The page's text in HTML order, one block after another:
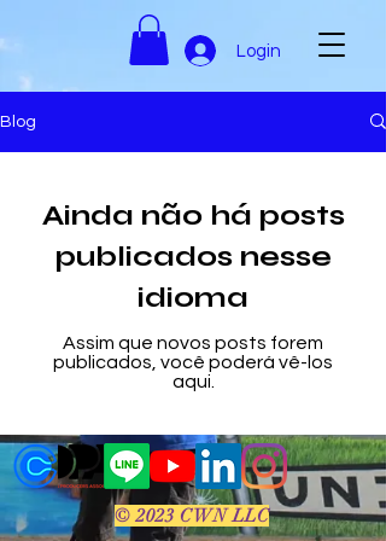
Login
Blog
Ainda não há posts
publicados nesse
idioma
Assim que novos posts forem
publicados, você poderá vê-los
aqui.
© 2023 CWN LLC